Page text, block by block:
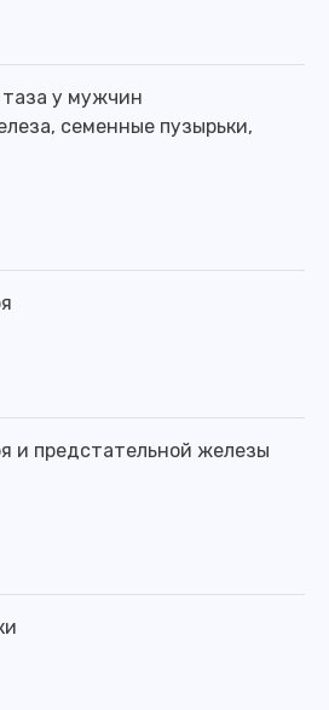
таза у мужчин
семенные пузырьки,
и предстательной железы